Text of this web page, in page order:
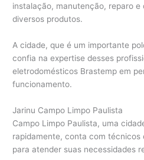
instalação, manutenção, reparo e
diversos produtos.
A cidade, que é um importante
confia na expertise desses
eletrodomésticos Brastemp em
funcionamento.
Jarinu Campo Limpo Paulista
Campo Limpo Paulista, uma
rapidamente, conta com técnicos
para atender suas necessidades